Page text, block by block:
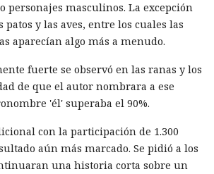
personajes masculinos. La excepción
patos y las aves, entre los cuales las
aparecían algo más a menudo.
fuerte se observó en las ranas y los
de que el autor nombrara a ese
'él' superaba el 90%.
con la participación de 1.300
aún más marcado. Se pidió a los
una historia corta sobre un